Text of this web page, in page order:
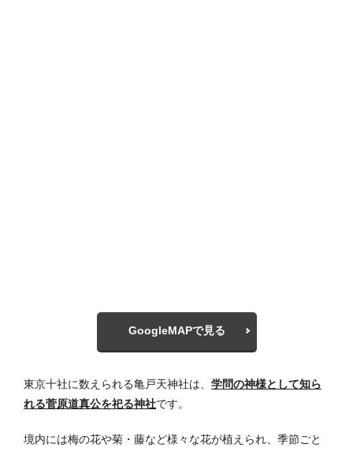
GoogleMAPで見る
東京十社に数えられる亀戸天神社は、 学問の神様として知ら
れる菅原道真公を祀る神社です。
境内には梅の花や菊・藤など様々な花が植えられ、季節ごと